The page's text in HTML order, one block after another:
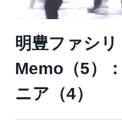
明豊ファシ
Memo（5）
ニア（4）